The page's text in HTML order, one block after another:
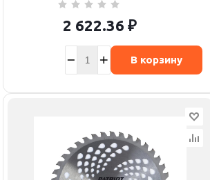
2 622.36 ₽
В корзину